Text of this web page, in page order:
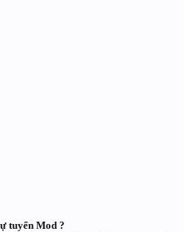
tuyển Mod ?